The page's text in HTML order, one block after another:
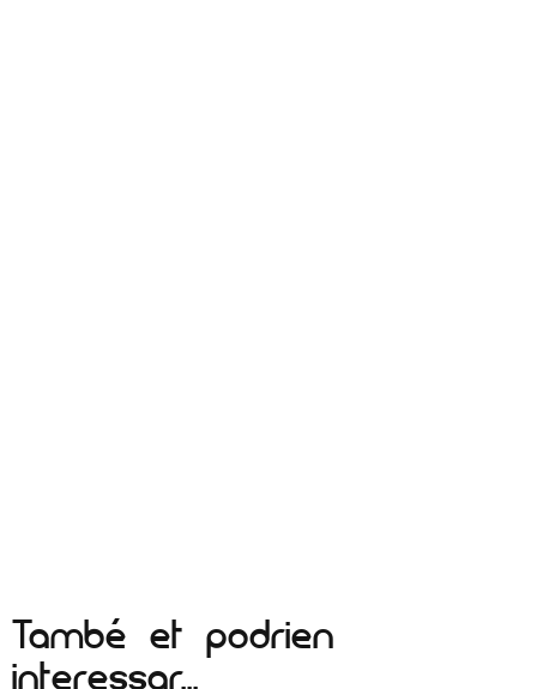
També et podrien
interessar...